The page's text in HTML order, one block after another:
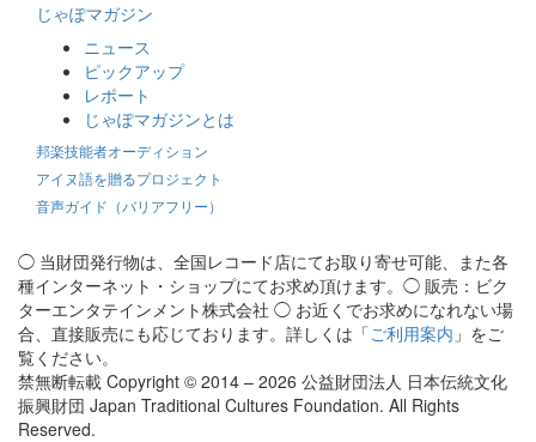
じゃぽマガジン
ニュース
ピックアップ
レポート
じゃぽマガジンとは
邦楽技能者オーディション
アイヌ語を贈るプロジェクト
音声ガイド（バリアフリー）
◯ 当財団発行物は、全国レコード店にてお取り寄せ可能、また各
種インターネット・ショップにてお求め頂けます。◯ 販売：ビク
ターエンタテインメント株式会社 ◯ お近くでお求めになれない場
合、直接販売にも応じております。詳しくは「ご利用案内 」をご
覧ください。
禁無断転載 Copyright © 2014 – 2026 公益財団法人 日本伝統文化
振興財団 Japan Traditional Cultures Foundation. All Rights
Reserved.